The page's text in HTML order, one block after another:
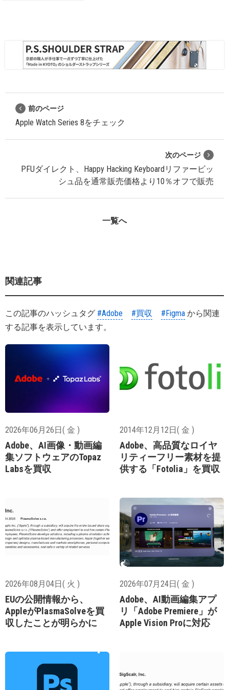
前のページ
Apple Watch Series 8をチェック
次のページ
PFUダイレクト、Happy Hacking Keyboardリファービッ
シュ品を通常販売価格より10％オフで販売
一覧へ
関連記事
この記事のハッシュタグ #Adobe #買収 #Figma から関連
する記事を表示しています。
2026年06月26日( 金 )
Adobe、AI画像・動画編
集ソフトウェアのTopaz
Labsを買収
2014年12月12日( 金 )
Adobe、高品質なロイヤ
リティーフリー素材を提
供する「Fotolia」を買収
2026年08月04日( 火 )
EUの公開情報から、
AppleがPlasmaSolveを買
収したことが明らかに
2026年07月24日( 金 )
Adobe、AI動画編集アプ
リ「Adobe Premiere」が
Apple Vision Proに対応